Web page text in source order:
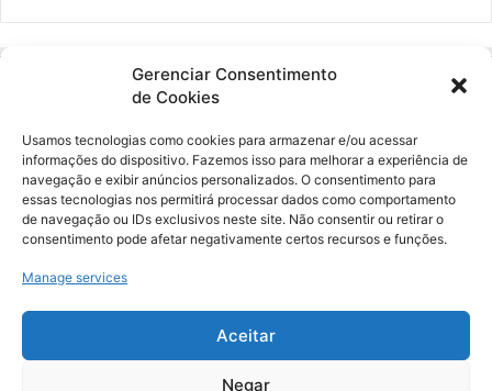
Gerenciar Consentimento
de Cookies
Usamos tecnologias como cookies para armazenar e/ou acessar
informações do dispositivo. Fazemos isso para melhorar a experiência de
navegação e exibir anúncios personalizados. O consentimento para
essas tecnologias nos permitirá processar dados como comportamento
de navegação ou IDs exclusivos neste site. Não consentir ou retirar o
consentimento pode afetar negativamente certos recursos e funções.
Manage services
Aceitar
Negar
Ockara é uma plataforma multicultural e criativa. Nossa proposta é
oferecer o máximo de ferramentas para realizadores e
gerenciadores de espaços criativos e culturais.